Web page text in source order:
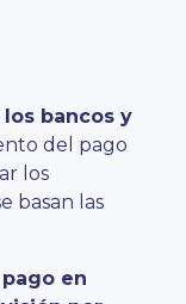
bancos y
del pago
los
basan las
en